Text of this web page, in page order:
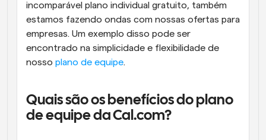
incomparável plano individual gratuito, também
estamos fazendo ondas com nossas ofertas para
empresas. Um exemplo disso pode ser
encontrado na simplicidade e flexibilidade de
nosso plano de equipe.
Quais são os benefícios do plano
de equipe da Cal.com?